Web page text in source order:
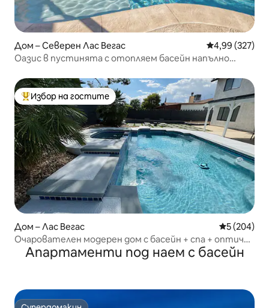
Дом – Северен Лас Вегас Средна
4,99 (327)
Оазис в пустинята с отопляем басейн напълно
Най-популярен избор на гостите
Избор на гостите
Дом – Лас Вегас Средна
5 (204)
Очарователен модерен дом с басейн + спа + оптичен
Wi-Fi
Апартаменти под наем с басейн